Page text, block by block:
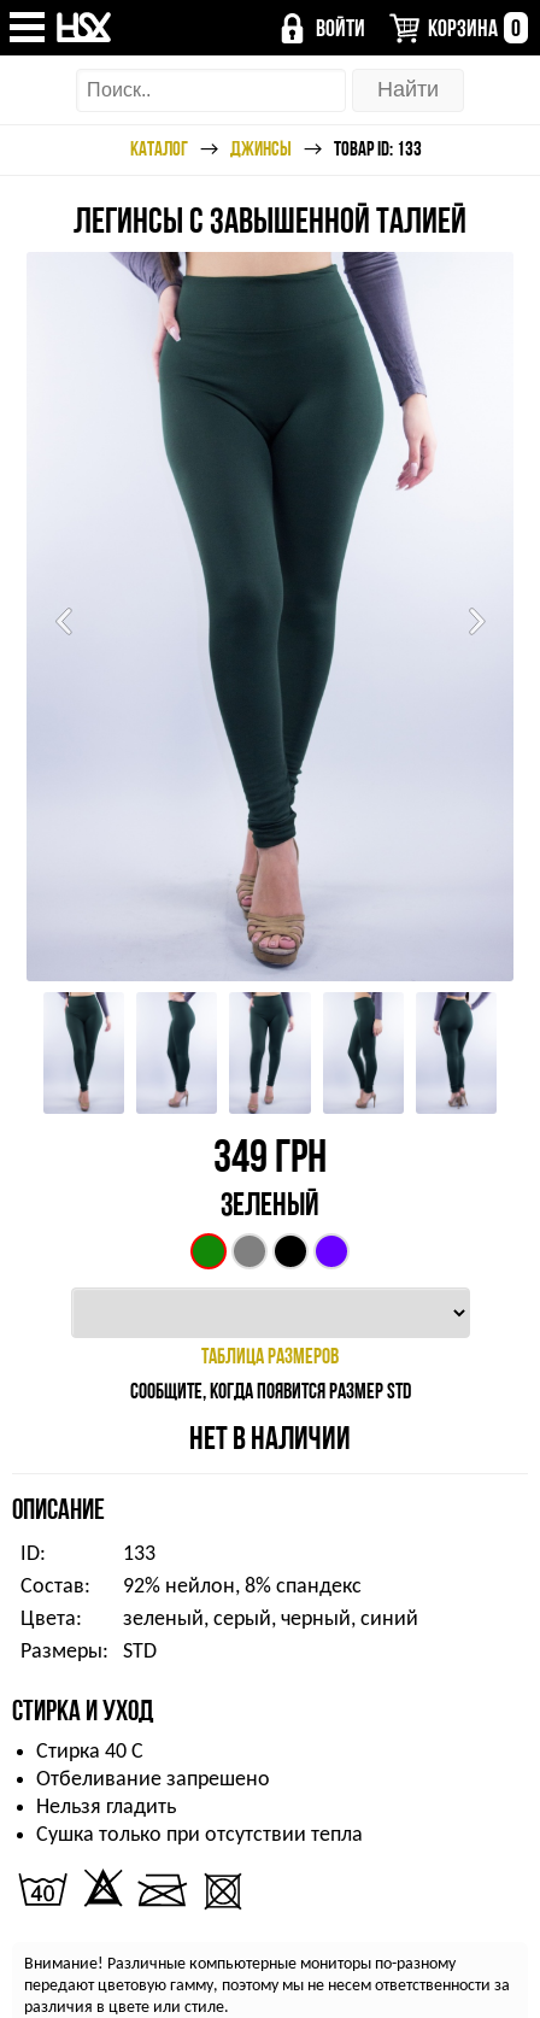
ВОЙТИ КОРЗИНА 0
КАТАЛОГ ДЖИНСЫ ТОВАР ID: 133
ЛЕГИНСЫ С ЗАВЫШЕННОЙ ТАЛИЕЙ
349ГРН
ЗЕЛЕНЫЙ
ТАБЛИЦА РАЗМЕРОВ
СООБЩИТЕ, КОГДА ПОЯВИТСЯ РАЗМЕР STD
НЕТ В НАЛИЧИИ
ОПИСАНИЕ
ID:
133
Состав:
92% нейлон, 8% спандекс
Цвета:
зеленый, серый, черный, синий
Размеры:
STD
СТИРКА И УХОД
Стирка 40 С
Отбеливание запрешено
Нельзя гладить
Сушка только при отсутствии тепла
Внимание! Различные компьютерные мониторы по-разному
передают цветовую гамму, поэтому мы не несем ответственности за
различия в цвете или стиле.